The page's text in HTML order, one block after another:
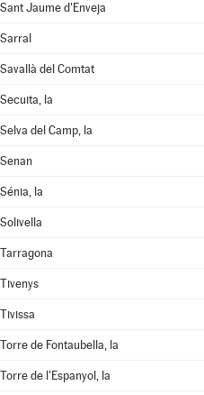
Sant Jaume d'Enveja
Sarral
Savallà del Comtat
Secuita, la
Selva del Camp, la
Senan
Sénia, la
Solivella
Tarragona
Tivenys
Tivissa
Torre de Fontaubella, la
Torre de l'Espanyol, la